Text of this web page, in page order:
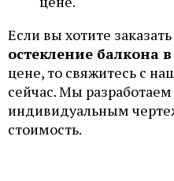
Если вы хотите заказать
остекление балкона
цене, то свяжитесь с
сейчас. Мы
индивидуальным
стоимость.